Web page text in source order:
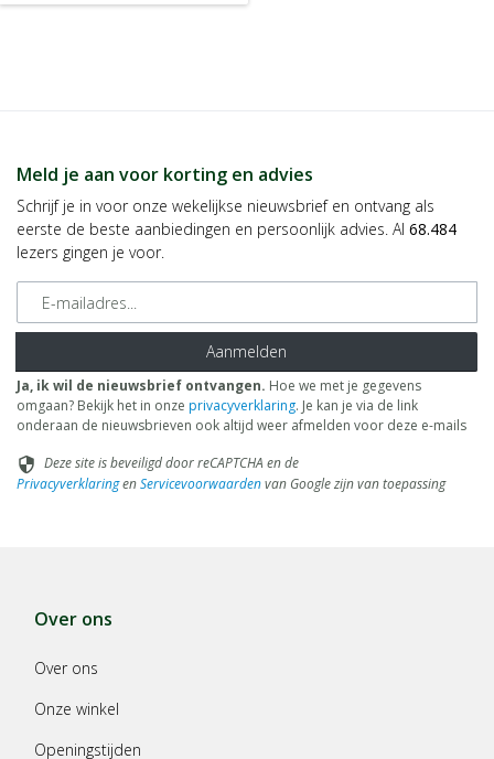
Meld je aan voor korting en advies
Schrijf je in voor onze wekelijkse nieuwsbrief en ontvang als
eerste de beste aanbiedingen en persoonlijk advies. Al 68.484
lezers gingen je voor.
E-mailadres
Aanmelden
Ja, ik wil de nieuwsbrief ontvangen. Hoe we met je gegevens
omgaan? Bekijk het in onze privacyverklaring. Je kan je via de link
onderaan de nieuwsbrieven ook altijd weer afmelden voor deze e-mails
security Deze site is beveiligd door reCAPTCHA en de
PrivacyverklaringenServicevoorwaardenvan Google zijn van toepassing
Over ons
Over ons
Onze winkel
Openingstijden